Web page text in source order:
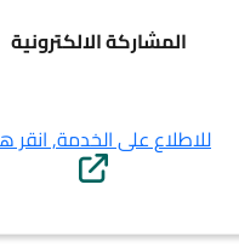
المشاركة الالكترونية
للاطلاع على الخدمة, انقر